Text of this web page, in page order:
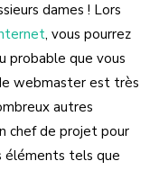
dames ! Lors
, vous pourrez
probable que vous
webmaster est très
autres
chef de projet pour
éléments tels que